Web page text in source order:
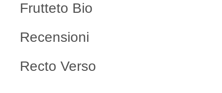
Frutteto Bio
Recensioni
Recto Verso